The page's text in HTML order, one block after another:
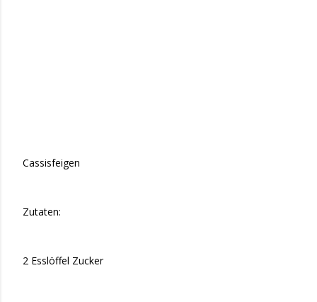
Cassisfeigen
Zutaten:
2 Esslöffel Zucker